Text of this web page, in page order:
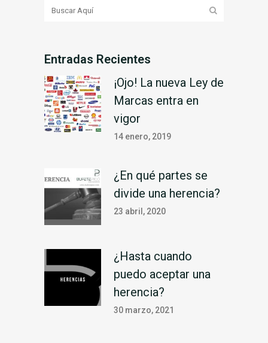
Entradas Recientes
¡Ojo! La nueva Ley de
Marcas entra en
vigor
14 enero, 2019
¿En qué partes se
divide una herencia?
23 abril, 2020
¿Hasta cuando
puedo aceptar una
herencia?
30 marzo, 2021